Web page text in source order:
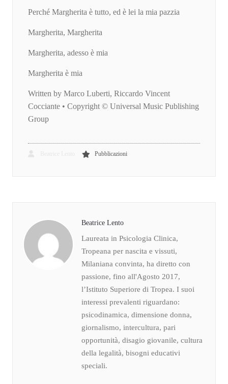
Perché Margherita è tutto, ed è lei la mia pazzia
Margherita, Margherita
Margherita, adesso è mia
Margherita è mia
Written by Marco Luberti, Riccardo Vincent
Cocciante • Copyright © Universal Music Publishing
Group
Pubblicazioni
Beatrice Lento
Laureata in Psicologia Clinica,
Tropeana per nascita e vissuti,
Milaniana convinta, ha diretto con
passione, fino all'Agosto 2017,
l’Istituto Superiore di Tropea. I suoi
interessi prevalenti riguardano:
psicodinamica, dimensione donna,
giornalismo, intercultura, pari
opportunità, disagio giovanile, cultura
della legalità, bisogni educativi
speciali.